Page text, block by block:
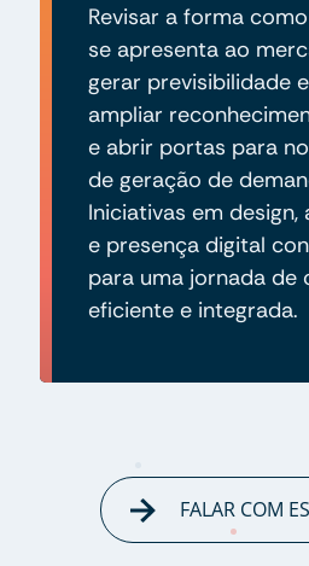
Revisar a forma
se apresenta ao
gerar previsibilidade
ampliar
e abrir portas para
de geração de
Iniciativas em
e presença digital
para uma jornada de
eficiente e integrada.
FALAR COM